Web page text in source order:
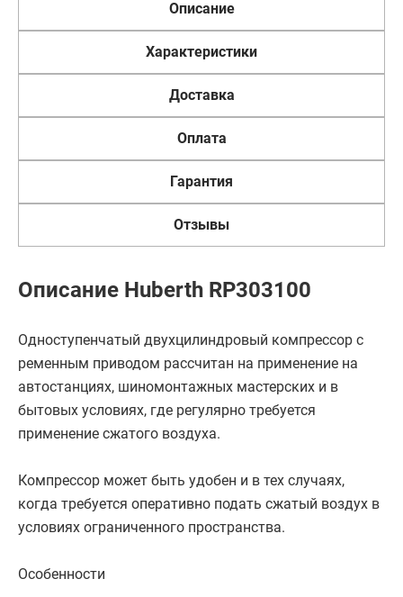
Описание
Характеристики
Доставка
Оплата
Гарантия
Отзывы
Описание Huberth RP303100
Одноступенчатый двухцилиндровый компрессор с
ременным приводом рассчитан на применение на
автостанциях, шиномонтажных мастерских и в
бытовых условиях, где регулярно требуется
применение сжатого воздуха.
Компрессор может быть удобен и в тех случаях,
когда требуется оперативно подать сжатый воздух в
условиях ограниченного пространства.
Особенности